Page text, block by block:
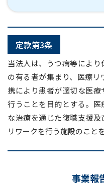
定款第3条
当法人は、うつ病等によ
の有る者が集まり、医療
携により患者が適切な医
行うことを目的とする。
な治療を通じた復職支援
リワークを行う施設のこと
事業報